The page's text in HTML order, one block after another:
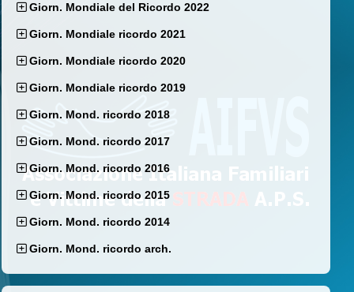
Giorn. Mondiale del Ricordo 2022
Giorn. Mondiale ricordo 2021
Giorn. Mondiale ricordo 2020
Giorn. Mondiale ricordo 2019
Giorn. Mond. ricordo 2018
Giorn. Mond. ricordo 2017
Giorn. Mond. ricordo 2016
Giorn. Mond. ricordo 2015
Giorn. Mond. ricordo 2014
Giorn. Mond. ricordo arch.